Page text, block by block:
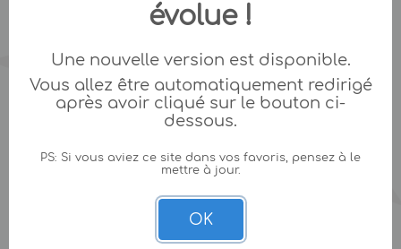
évolue !
Une nouvelle version est disponible.
Vous allez être automatiquement redirigé
après avoir cliqué sur le bouton ci-
dessous.
PS: Si vous aviez ce site dans vos favoris, pensez à le
mettre à jour.
OK